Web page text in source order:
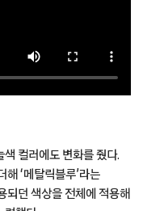
컬러에도 변화를 줬다.
해 ‘메탈릭블루’라는
되던 색상을 전체에 적용해